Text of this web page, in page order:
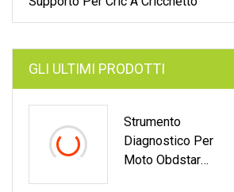
GLI ULTIMI PRODOTTI
Strumento
Diagnostico Per
Moto Obdstar